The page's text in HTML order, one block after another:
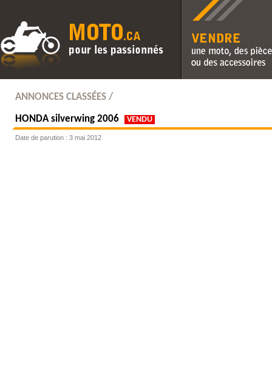
Vendre une moto, des
des accessoires
ANNONCES CLASSÉES /
HONDAsilverwing 2006 VENDU
Date de parution : 3 mai 2012